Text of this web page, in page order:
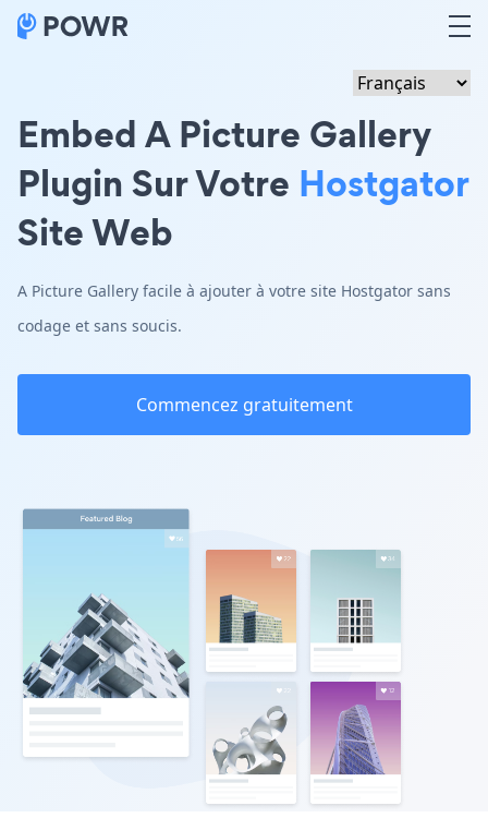
Embed A Picture Gallery
Plugin Sur Votre Hostgator
Site Web
A Picture Gallery facile à ajouter à votre site Hostgator sans
codage et sans soucis.
Commencez gratuitement